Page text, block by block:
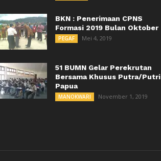
BKN : Penerimaan CPNS
Formasi 2019 Bulan Oktober
PEGAF Mei 4, 2019
51 BUMN Gelar Perekrutan
Bersama Khusus Putra/Putri
Papua
MANOKWARI November 1, 2019